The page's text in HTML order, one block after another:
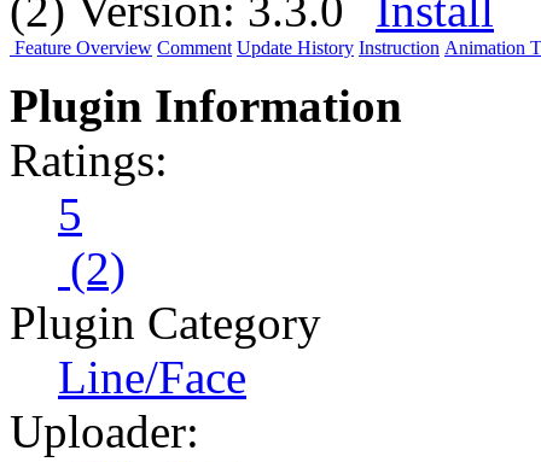
Feature Overview Comment Update History Instruction Animation
Plugin Information
Ratings:
5
(2)
Plugin Category
Line/Face
Uploader: